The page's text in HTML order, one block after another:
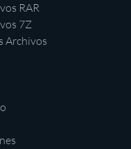
RAR
7Z
Archivos